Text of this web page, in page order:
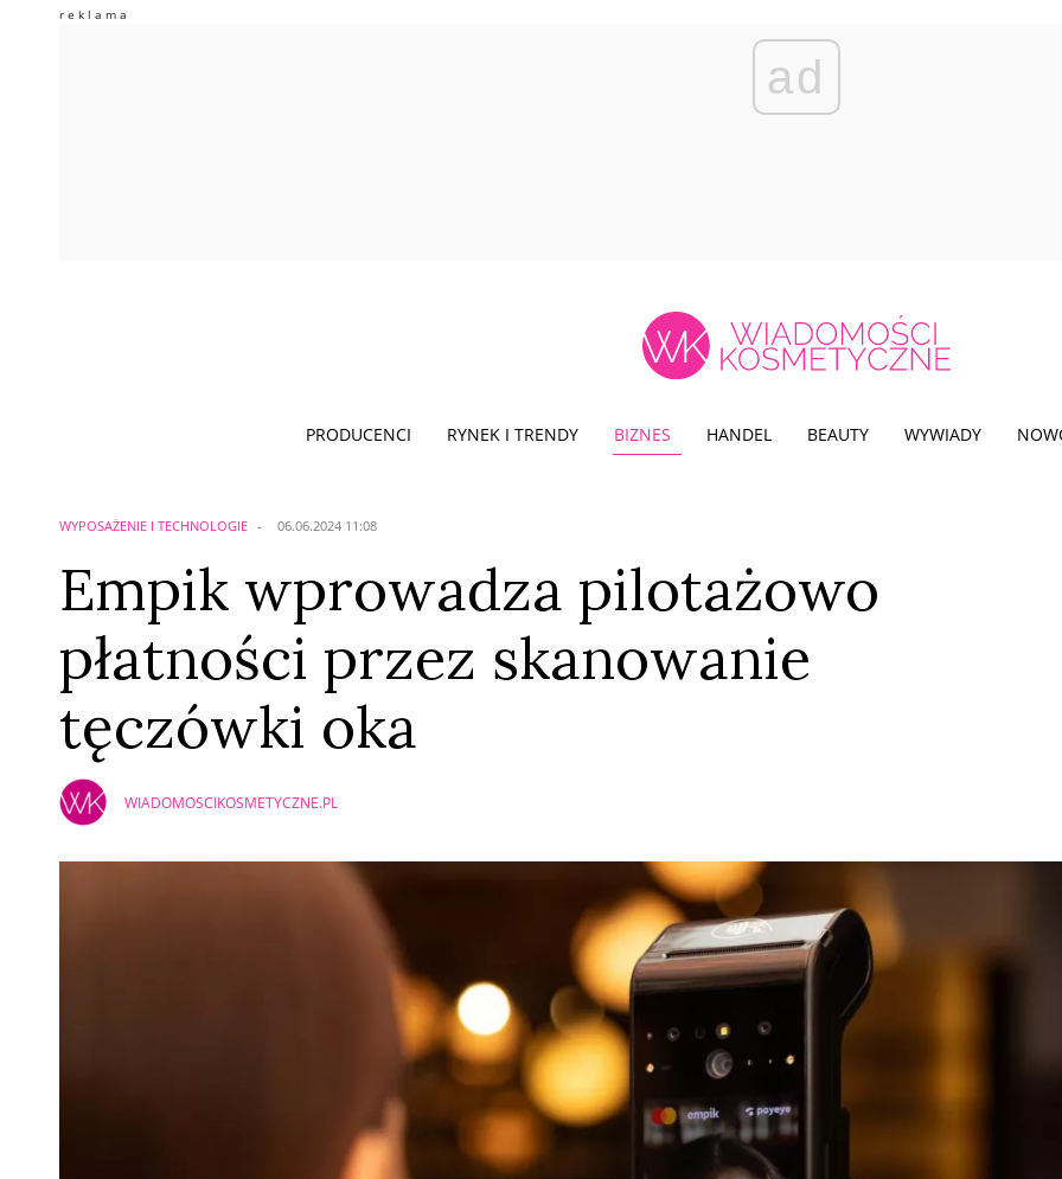
ad
PRODUCENCI RYNEK I TRENDY BIZNES HANDEL BEAUTY WYWIADY
WYPOSAŻENIE I TECHNOLOGIE 06.06.2024 11:08
Empik wprowadza pilotażowo
płatności przez skanowanie
tęczówki oka
WIADOMOSCIKOSMETYCZNE.PL